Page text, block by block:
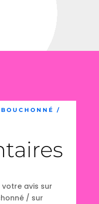
/
votre avis sur
/ sur